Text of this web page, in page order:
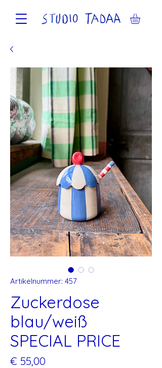
Artikelnummer: 457
Zuckerdose
blau/weiß
SPECIAL PRICE
€ 55,00